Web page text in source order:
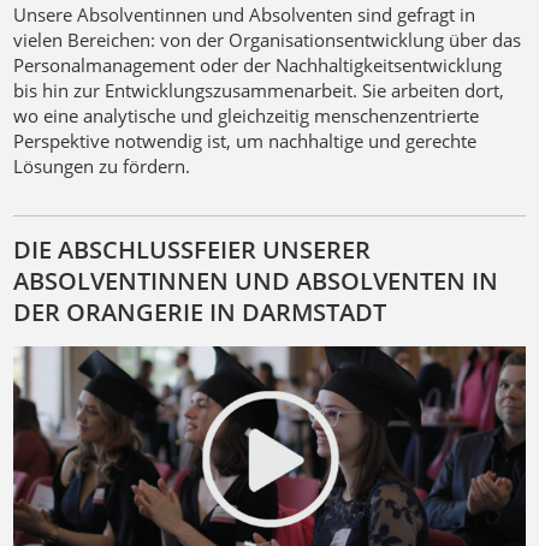
Unsere Absolventinnen und Absolventen sind gefragt in
vielen Bereichen: von der Organisationsentwicklung über das
Personalmanagement oder der Nachhaltigkeitsentwicklung
bis hin zur Entwicklungszusammenarbeit. Sie arbeiten dort,
wo eine analytische und gleichzeitig menschenzentrierte
Perspektive notwendig ist, um nachhaltige und gerechte
Lösungen zu fördern.
DIE ABSCHLUSSFEIER UNSERER
ABSOLVENTINNEN UND ABSOLVENTEN IN
DER ORANGERIE IN DARMSTADT